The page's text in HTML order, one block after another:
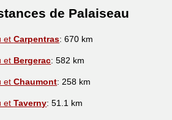
de Palaiseau
etCarpentras: 670 km
et Bergerac: 582 km
etChaumont: 258 km
etTaverny: 51.1 km